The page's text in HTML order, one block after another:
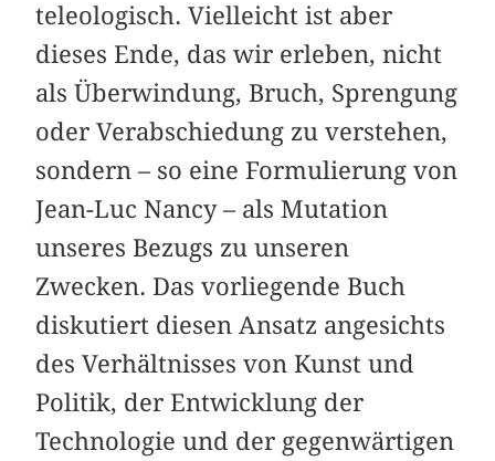
teleologisch. Vielleicht ist aber
dieses Ende, das wir erleben, nicht
als Überwindung, Bruch, Sprengung
oder Verabschiedung zu verstehen,
sondern – so eine Formulierung von
Jean-Luc Nancy – als Mutation
unseres Bezugs zu unseren
Zwecken. Das vorliegende Buch
diskutiert diesen Ansatz angesichts
des Verhältnisses von Kunst und
Politik, der Entwicklung der
Technologie und der gegenwärtigen